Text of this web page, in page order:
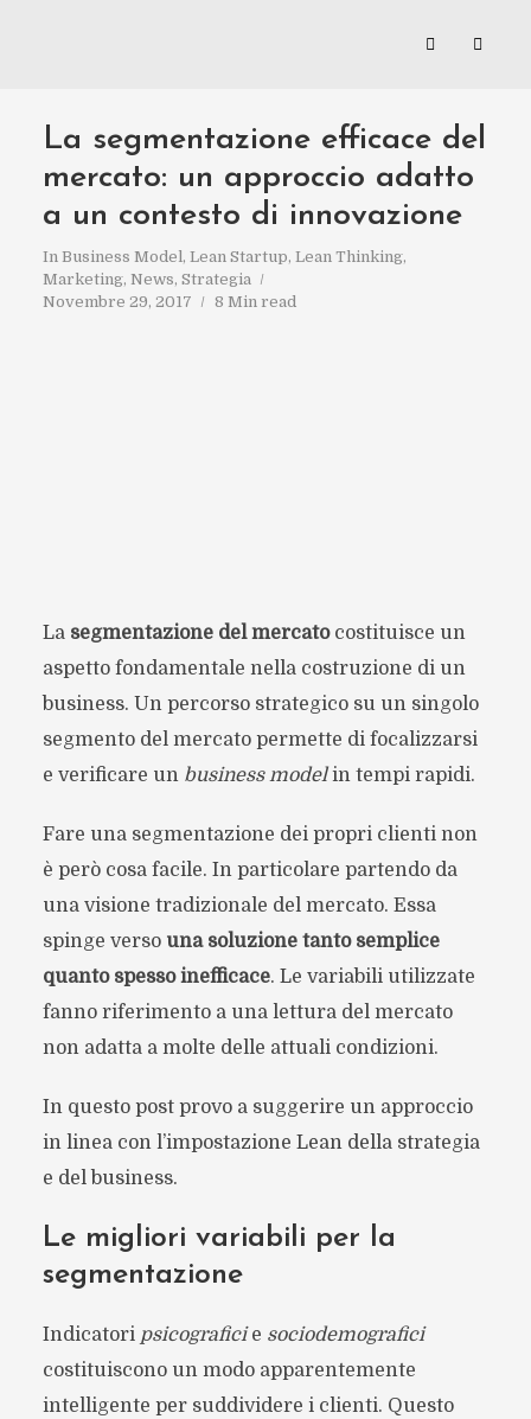
La segmentazione efficace del
mercato: un approccio adatto
a un contesto di innovazione
In Business Model, Lean Startup, Lean Thinking,
Marketing, News, Strategia
Novembre 29, 2017
8 Min read
La segmentazione del mercatocostituisce un
aspetto fondamentale nella costruzione di un
business. Un percorso strategico su un singolo
segmento del mercato permette di focalizzarsi
e verificare un business modelin tempi rapidi.
Fare una segmentazione dei propri clienti non
è però cosa facile. In particolare partendo da
una visione tradizionale del mercato. Essa
spinge verso una soluzione tanto semplice
quanto spesso inefficace. Le variabili utilizzate
fanno riferimento a una lettura del mercato
non adatta a molte delle attuali condizioni.
In questo post provo a suggerire un approccio
in linea con l’impostazione Lean della strategia
e del business.
Le migliori variabili per la
segmentazione
Indicatori psicograficie sociodemografici
costituiscono un modo apparentemente
intelligente per suddividere i clienti. Questo